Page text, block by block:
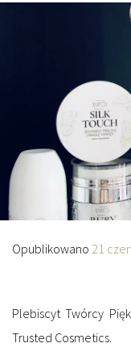
Opublikowano 21
Plebiscyt Twórcy
Trusted Cosmetics.